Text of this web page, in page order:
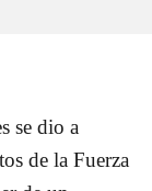
se dio a
de la Fuerza